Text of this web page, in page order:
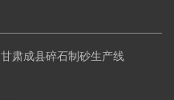
甘肃成县碎石制砂生产线